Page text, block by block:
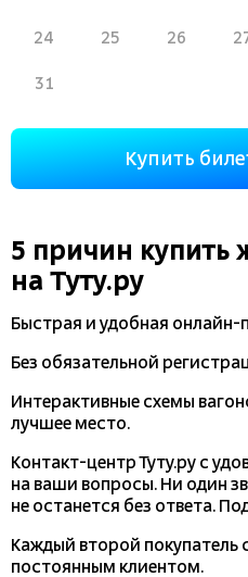
24 25 26
31
Купить
5 причин купить
на Туту.ру
Быстрая и удобная онлайн-
Без обязательной
Интерактивные схемы
лучшее место.
Контакт-центр Туту.ру с
на ваши вопросы. Ни один
не останется без ответа.
Каждый второй покупатель
постоянным клиентом.